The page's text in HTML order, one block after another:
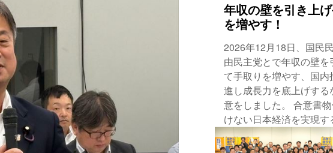
年収の壁を引き上
を増やす！
2026年12月18日、国民
由民主党とで年収の壁を
て手取りを増やす、国内
進し成長力を底上げする
意をしました。 合意書
けない日本経済を実現す
は、実質賃